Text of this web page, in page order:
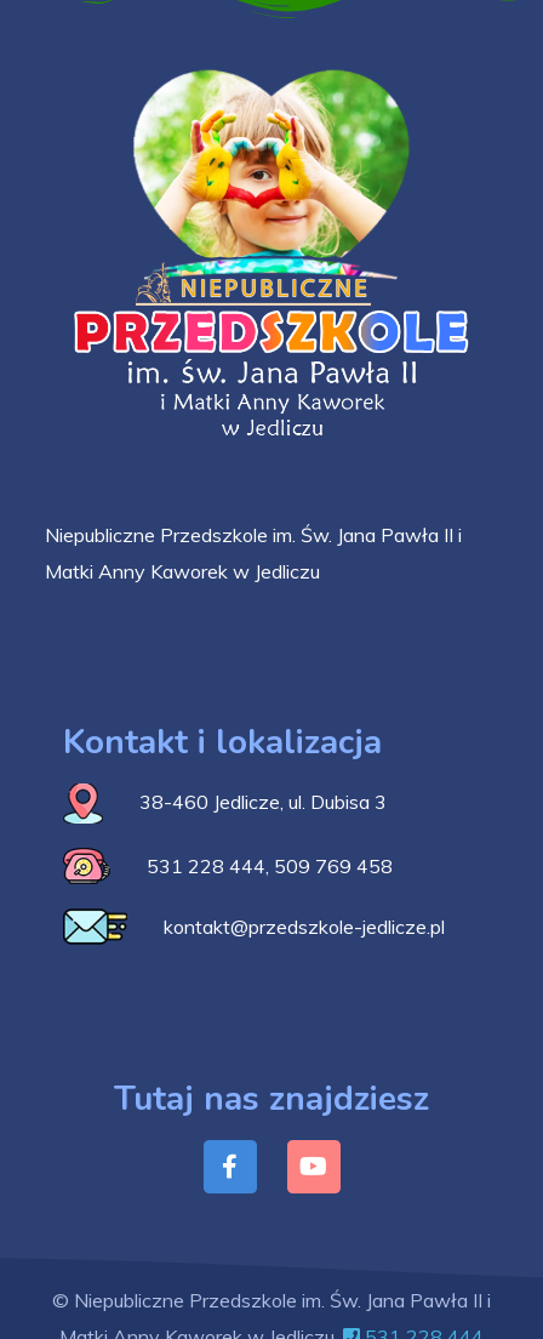
Niepubliczne Przedszkole im. Św. Jana Pawła II i
Matki Anny Kaworek w Jedliczu
Kontakt i lokalizacja
38-460 Jedlicze, ul. Dubisa 3
531 228 444, 509 769 458
kontakt@przedszkole-jedlicze.pl
Tutaj nas znajdziesz
© Niepubliczne Przedszkole im. Św. Jana Pawła II i